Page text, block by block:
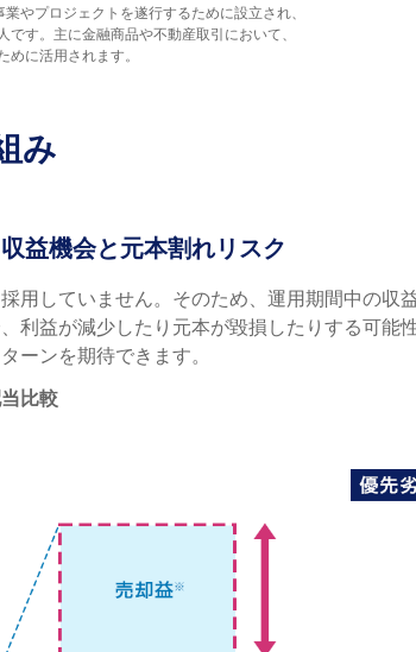
やプロジェクトを遂行するために設立され、
す。主に金融商品や不動産取引において、
に活用されます。
み
益機会と元本割れリスク
用していません。そのため、運用期間中の
利益が減少したり元本が毀損したりする可能
ーンを期待できます。
比較